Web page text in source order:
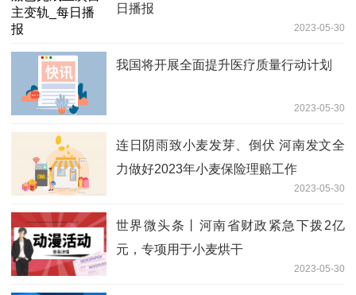
日播报
2023-05-30
我国将开展全面提升医疗质量行动计划
2023-05-30
连日阴雨致小麦发芽、倒伏 河南发文全
力做好2023年小麦保险理赔工作
2023-05-30
世界微头条丨河南省财政紧急下拨2亿
元，专项用于小麦烘干
2023-05-30